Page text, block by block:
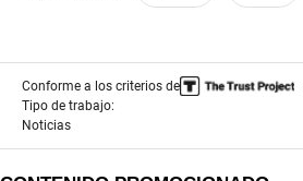
Conforme a los criterios de
Tipo de trabajo:
Noticias